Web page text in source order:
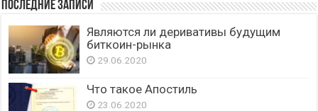
Последние записи
Являются ли деривативы будущим
биткоин-рынка
29.06.2020
Что такое Апостиль
23.06.2020